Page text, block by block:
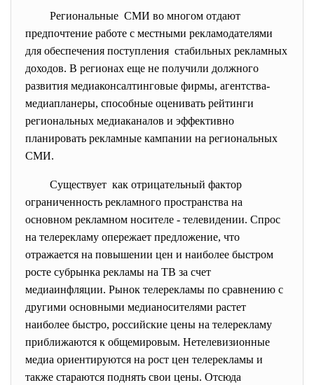
Региональные СМИ во многом отдают
предпочтение работе с местными рекламодателями
для обеспечения поступления стабильных рекламных
доходов. В регионах еще не получили должного
развития медиаконсалтинговые фирмы, агентства-
медиапланеры, способные оценивать рейтинги
региональных медиаканалов и эффективно
планировать рекламные кампании на региональных
СМИ.
Существует как отрицательный фактор
ограниченность рекламного пространства на
основном рекламном носителе - телевидении. Спрос
на телерекламу опережает предложение, что
отражается на повышении цен и наиболее быстром
росте субрынка рекламы на ТВ за счет
медиаинфляции. Рынок телерекламы по сравнению с
другими основными медианосителями растет
наиболее быстро, российские цены на телерекламу
приближаются к общемировым. Нетелевизионные
медиа ориентируются на рост цен телерекламы и
также стараются поднять свои цены. Отсюда